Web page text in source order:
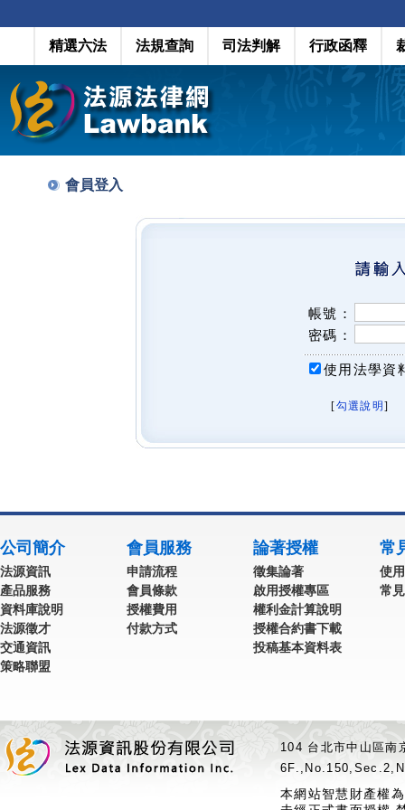
精選六法 法規查詢 司法判解 行政函釋
會員登入
帳號：
密碼：
使用法學資
[勾選說明 ]
公司簡介
法源資訊
產品服務
資料庫說明
法源徵才
交通資訊
策略聯盟
會員服務
申請流程
會員條款
授權費用
付款方式
論著授權
徵集論著
啟用授權專區
權利金計算說明
授權合約書下載
投稿基本資料表
常
使
常
104 台北市中山區
本網站智慧財產權